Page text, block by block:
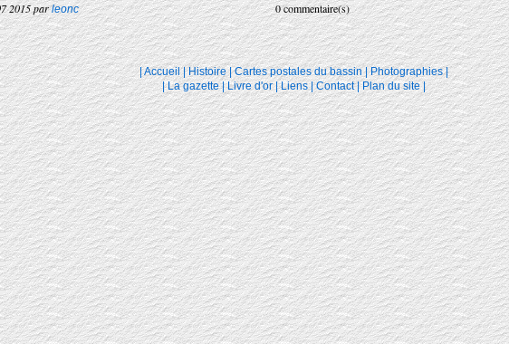
2015 parleonc 0 commentaire(s)
|Accueil Histoire | Cartes postales du bassin | Photographies |
|La gazette| Livre d'or| Liens Contact |Plan du site|